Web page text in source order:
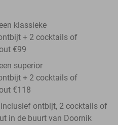
klassieke
+ 2 cocktails of
€99
superior
+ 2 cocktails of
€118
ontbijt, 2 cocktails of
in de buurt van Doornik